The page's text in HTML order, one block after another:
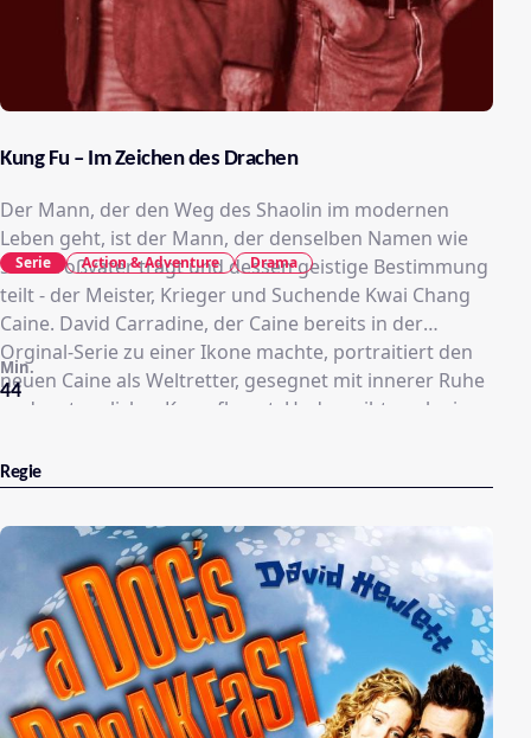
Kung Fu – Im Zeichen des Drachen
Der Mann, der den Weg des Shaolin im modernen
Leben geht, ist der Mann, der denselben Namen wie
sein Großvater trägt und dessen geistige Bestimmung
teilt - der Meister, Krieger und Suchende Kwai Chang
Caine. David Carradine, der Caine bereits in der
Orginal-Serie zu einer Ikone machte, portraitiert den
neuen Caine als Weltretter, gesegnet mit innerer Ruhe
und erstaunlicher Kampfkunst. Und es gibt noch eine
wiedervereint mit dem Sohn, der ihm einst auf
tragische Weise genommen wurde. Caine trägt einen
Schlafsack und eine Flöte, sein Sohn Peter trägt eine
Waffe und das Polizeiabzeichen. Kann Peter sich den
Lehren seines Vaters anschließen? Kann Caine ihm
zeigen, wie man uraltes Wissen in moderne
Alltagspraxis umsetzt? Die Legende geht weiter ...
44
Min.
Serie Action & Adventure Drama
Regie